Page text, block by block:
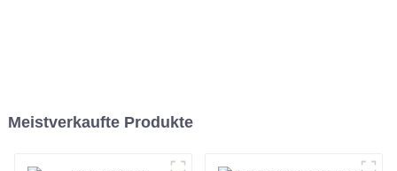
Meistverkaufte Produkte